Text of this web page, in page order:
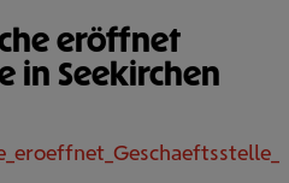
eröffnet
in Seekirchen